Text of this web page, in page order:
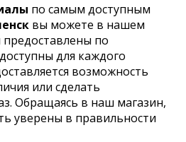
по самым доступным
вы можете в нашем
предоставлены по
для каждого
возможность
или сделать
Обращаясь в наш магазин,
уверены в правильности